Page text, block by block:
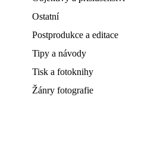
Ostatní
Postprodukce a editace
Tipy a návody
Tisk a fotoknihy
Žánry fotografie